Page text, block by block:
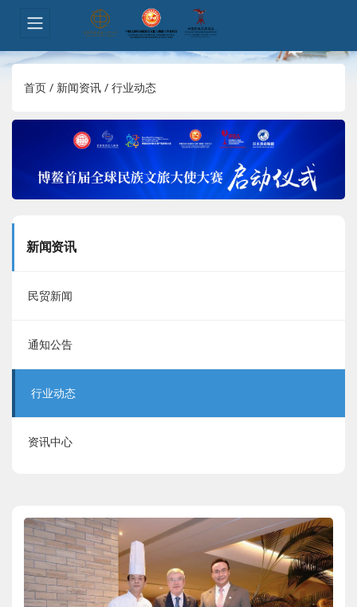
首页 / 新闻资讯 / 行业动态
新闻资讯
民贸新闻
通知公告
行业动态
资讯中心